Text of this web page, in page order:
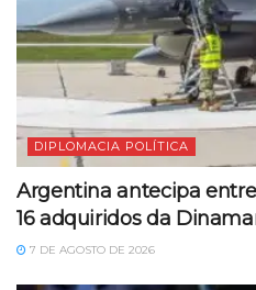
DIPLOMACIA POLÍTICA
Argentina antecipa
16 adquiridos da
7 DE AGOSTO DE 2026